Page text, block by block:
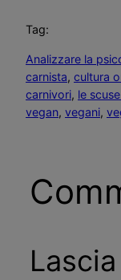
Tag:
Analizzare la
carnista, cultura
carnivori, le
vegan, vegani,